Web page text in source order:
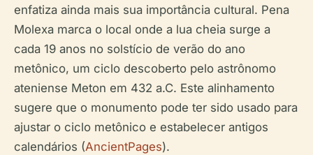
enfatiza ainda mais sua importância cultural. Pena
Molexa marca o local onde a lua cheia surge a
cada 19 anos no solstício de verão do ano
metônico, um ciclo descoberto pelo astrônomo
ateniense Meton em 432 a.C. Este alinhamento
sugere que o monumento pode ter sido usado para
ajustar o ciclo metônico e estabelecer antigos
calendários (AncientPages).